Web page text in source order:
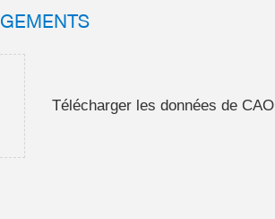
Télécharger les données de CAO